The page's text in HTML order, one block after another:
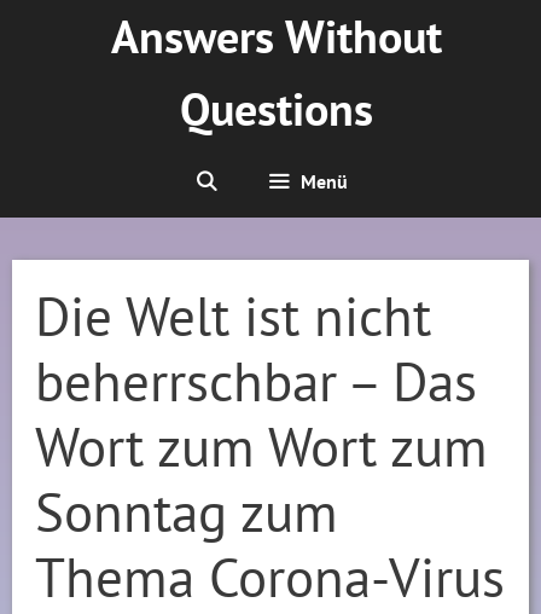
Answers Without
Questions
Menü
Die Welt ist nicht
beherrschbar – Das
Wort zum Wort zum
Sonntag zum
Thema Corona-Virus